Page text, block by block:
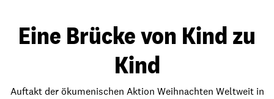
Eine Brücke von Kind zu
Kind
Auftakt der ökumenischen Aktion Weihnachten Weltweit in